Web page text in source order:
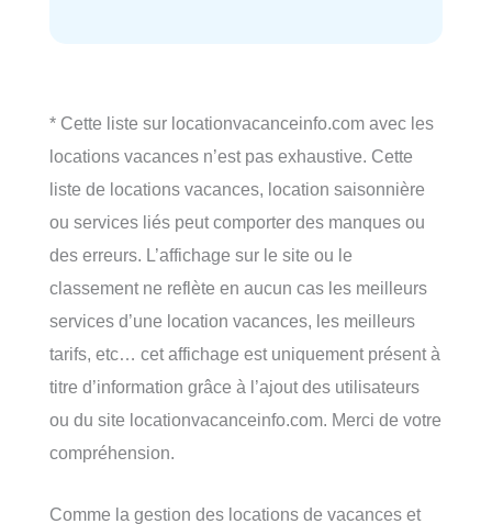
* Cette liste sur locationvacanceinfo.com avec les
locations vacances n’est pas exhaustive. Cette
liste de locations vacances, location saisonnière
ou services liés peut comporter des manques ou
des erreurs. L’affichage sur le site ou le
classement ne reflète en aucun cas les meilleurs
services d’une location vacances, les meilleurs
tarifs, etc… cet affichage est uniquement présent à
titre d’information grâce à l’ajout des utilisateurs
ou du site locationvacanceinfo.com. Merci de votre
compréhension.
Comme la gestion des locations de vacances et